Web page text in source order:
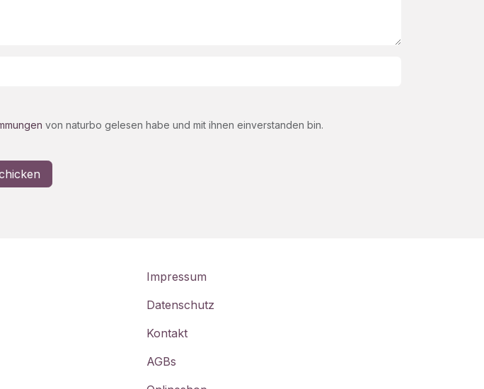
von naturbo gelesen habe und mit ihnen einverstanden bin.
Impressum
Datenschutz
Kontakt
AGBs